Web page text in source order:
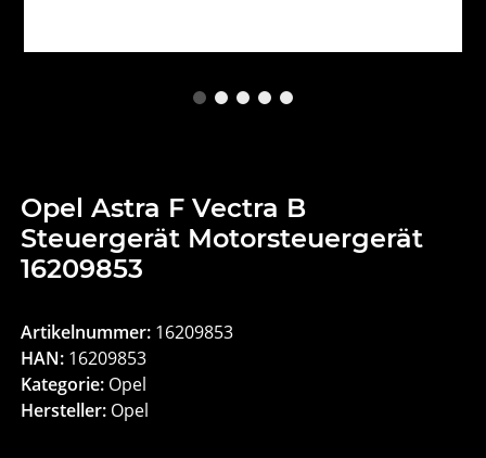
Opel Astra F Vectra B
Steuergerät Motorsteuergerät
16209853
Artikelnummer: 16209853
HAN: 16209853
Kategorie: Opel
Hersteller: Opel